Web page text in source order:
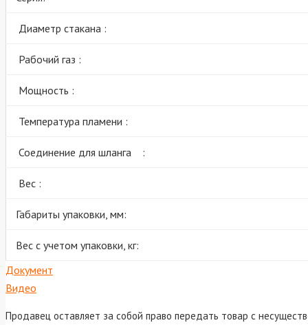
Диаметр стакана :
Рабочий газ :
Мощность :
Температура пламени :
Соединение для шланга :
Вес :
Габариты упаковки, мм:
Вес с учетом упаковки, кг:
Документ
Видео
Продавец оставляет за собой право передать товар с